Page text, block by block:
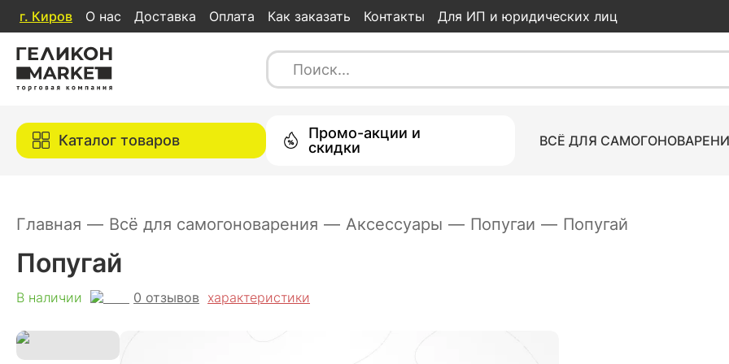
г. Киров О нас Доставка Оплата Как заказать Контакты Для ИП и юридических лиц
Каталог товаров
Промо-акции и
скидки
ВСЁ ДЛЯ
Главная — Всё для самогоноварения — Аксессуары — Попугаи — Попугай
Попугай
В наличии 980
Попугай
В наличии 0 отзывов характеристики